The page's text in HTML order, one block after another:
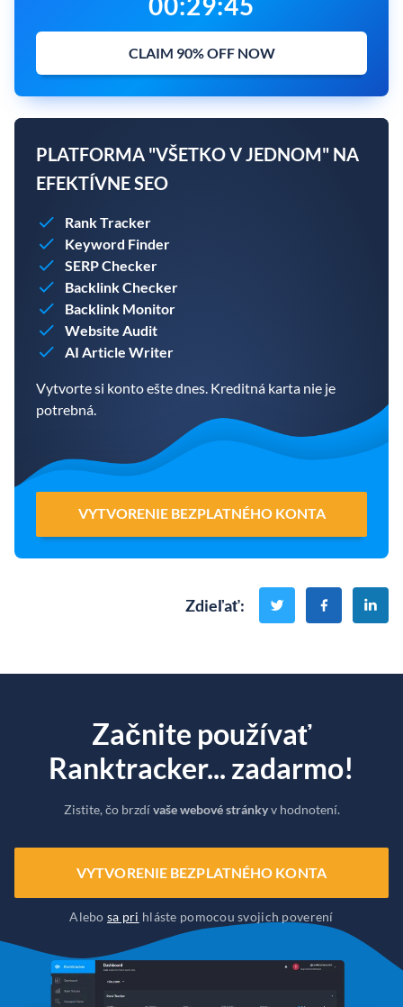
CLAIM 90% OFF NOW
PLATFORMA "VŠETKO V JEDNOM" NA
EFEKTÍVNE SEO
Rank Tracker
Keyword Finder
SERP Checker
Backlink Checker
Backlink Monitor
Website Audit
AI Article Writer
Vytvorte si konto ešte dnes. Kreditná karta nie je
potrebná.
VYTVORENIE BEZPLATNÉHO KONTA
Zdieľať:
Začnite používať
Ranktracker... zadarmo!
Zistite, čo brzdívaše webové stránkyv hodnotení.
VYTVORENIE BEZPLATNÉHO KONTA
Alebosa pri hláste pomocou svojich poverení